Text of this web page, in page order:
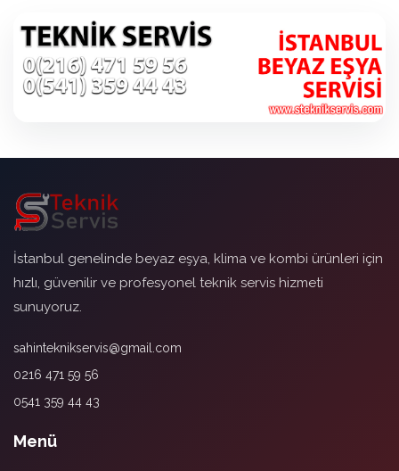
İstanbul genelinde beyaz eşya, klima ve kombi ürünleri için
hızlı, güvenilir ve profesyonel teknik servis hizmeti
sunuyoruz.
sahinteknikservis@gmail.com
0216 471 59 56
0541 359 44 43
Menü